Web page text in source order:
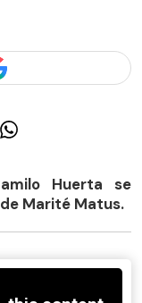
Huerta se
Marité Matus.